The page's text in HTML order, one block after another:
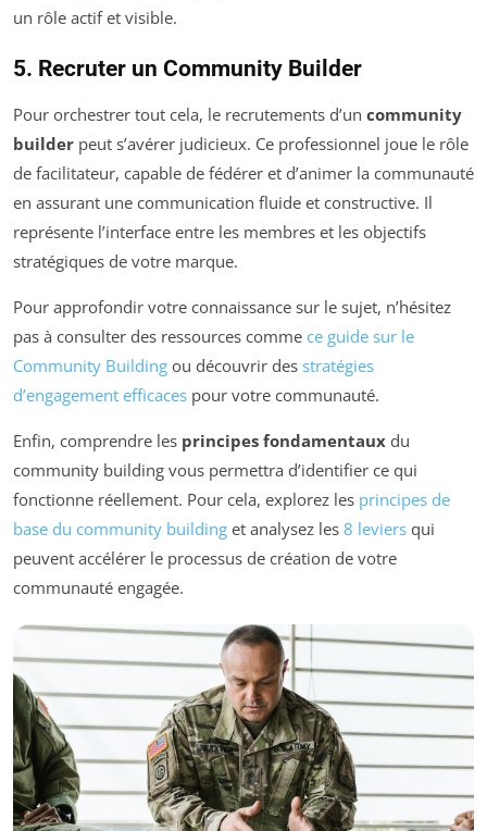
un rôle actif et visible.
5. Recruter un Community Builder
Pour orchestrer tout cela, le recrutements d’un community
builder peut s’avérer judicieux. Ce professionnel joue le rôle
de facilitateur, capable de fédérer et d’animer la communauté
en assurant une communication fluide et constructive. Il
représente l’interface entre les membres et les objectifs
stratégiques de votre marque.
Pour approfondir votre connaissance sur le sujet, n’hésitez
pas à consulter des ressources comme ce guide sur le
Community Building ou découvrir des stratégies
d’engagement efficaces pour votre communauté.
Enfin, comprendre les principes fondamentaux du
community building vous permettra d’identifier ce qui
fonctionne réellement. Pour cela, explorez les principes de
base du community building et analysez les 8 leviers qui
peuvent accélérer le processus de création de votre
communauté engagée.